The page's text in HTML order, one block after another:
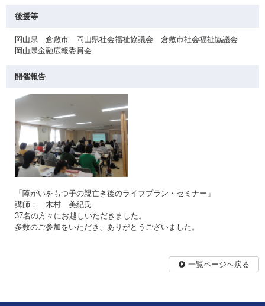
後援等
岡山県 倉敷市 岡山県社会福祉協議会 倉敷市社会福祉協議会
岡山県金融広報委員会
開催報告
「障がいをもつ子の親亡き後のライフプラン・セミナー」
講師： 木村 美紀氏
37名の方々にお越しいただきました。
多数のご参加をいただき、ありがとうございました。
一覧ページへ戻る